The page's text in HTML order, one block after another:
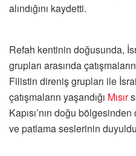
alındığını kaydetti.
Refah kentinin doğusunda,
grupları arasında
Filistin direniş grupları ile
çatışmaların yaşandığı Mısır
Kapısı’nın doğu
ve patlama seslerinin